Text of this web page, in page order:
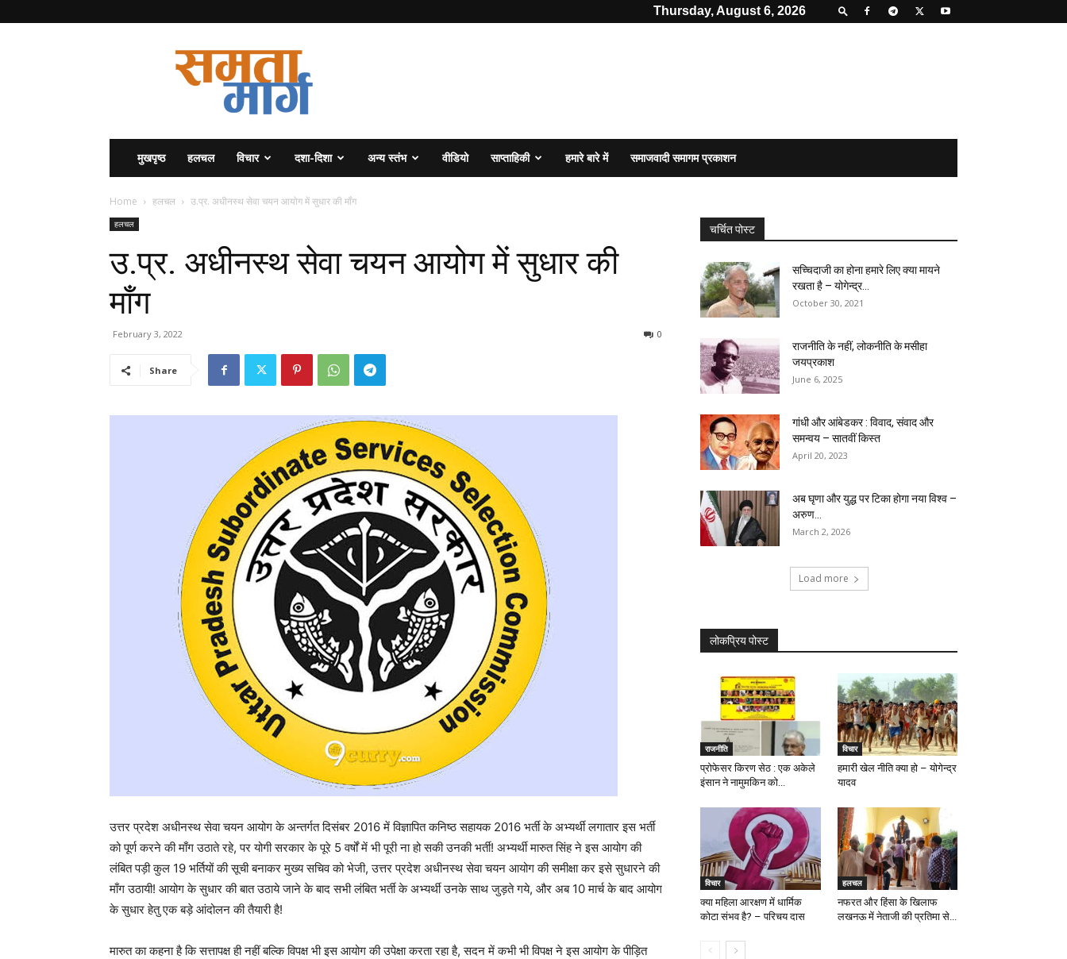
Thursday, August 6, 2026
मुखपृष्ठ हलचल विचार दशा-दिशा अन्य स्तंभ वीडियो साप्ताहिकी हमारे बारे में समाजवादी समागम प्रकाशन
Home हलचल उ.प्र. अधीनस्थ सेवा चयन आयोग में सुधार की मॉंग
हलचल
उ.प्र. अधीनस्थ सेवा चयन आयोग में सुधार की
मॉंग
February 3, 2022 0
Share
उत्तर प्रदेश अधीनस्थ सेवा चयन आयोग के अन्तर्गत दिसंबर 2016 में विज्ञापित कनिष्ठ सहायक 2016 भर्ती के अभ्यर्थी लगातार इस भर्ती
को पूर्ण करने की माँग उठाते रहे, पर योगी सरकार के पूरे 5 वर्षों में भी पूरी ना हो सकी उनकी भर्ती! अभ्यर्थी मारुत सिंह ने इस आयोग की
लंबित पड़ी कुल 19 भर्तियों की सूची बनाकर मुख्य सचिव को भेजी, उत्तर प्रदेश अधीनस्थ सेवा चयन आयोग की समीक्षा कर इसे सुधारने की
माँग उठायी! आयोग के सुधार की बात उठाये जाने के बाद सभी लंबित भर्ती के अभ्यर्थी उनके साथ जुड़ते गये, और अब 10 मार्च के बाद आयोग
के सुधार हेतु एक बड़े आंदोलन की तैयारी है!
मारुत का कहना है कि सत्तापक्ष ही नहीं बल्कि विपक्ष भी इस आयोग की उपेक्षा करता रहा है, सदन में कभी भी विपक्ष ने इस आयोग के पीड़ित
चर्चित पोस्ट
सच्चिदाजी का होना हमारे लिए क्या मायने
रखता है – योगेन्द्र...
October 30, 2021
राजनीति के नहीं, लोकनीति के मसीहा
जयप्रकाश
June 6, 2025
गांधी और आंबेडकर : विवाद, संवाद और
समन्वय – सातवीं किस्त
April 20, 2023
अब घृणा और युद्ध पर टिका होगा नया विश्व –
अरुण...
March 2, 2026
Load more
लोकप्रिय पोस्ट
राजनीति
प्रोफेसर किरण सेठ : एक अकेले
इंसान ने नामुमकिन को...
विचार
हमारी खेल नीति क्या हो – योगेन्द्र
यादव
विचार
क्या महिला आरक्षण में धार्मिक
कोटा संभव है? – परिचय दास
हलचल
नफरत और हिंसा के खिलाफ
लखनऊ में नेताजी की प्रतिमा से...